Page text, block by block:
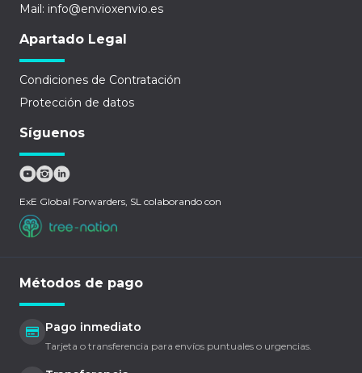
Mail: info@envioxenvio.es
Apartado Legal
Condiciones de Contratación
Protección de datos
Síguenos
ExE Global Forwarders, SL colaborando con
Métodos de pago
Pago inmediato
Tarjeta o transferencia para envíos puntuales o urgencias.